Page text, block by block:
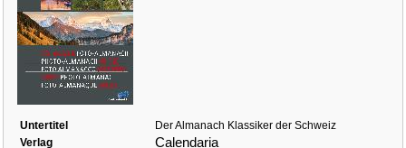
Untertitel
Der Almanach Klassiker der Schweiz
Verlag
Calendaria